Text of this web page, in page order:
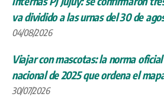
va dividido a las urnas del 30 de
04/08/2026
Viajar con mascotas: la norma
nacional de 2025 que ordena el
30/07/2026